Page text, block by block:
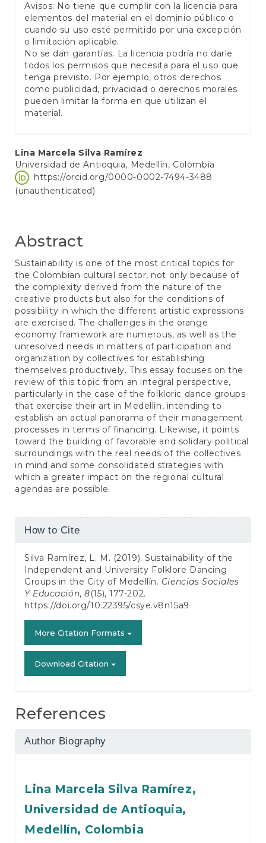
Avisos: No tiene que cumplir con la licencia para
elementos del material en el dominio público o
cuando su uso esté permitido por una excepción
o limitación aplicable.
No se dan garantías. La licencia podría no darle
todos los permisos que necesita para el uso que
tenga previsto. Por ejemplo, otros derechos
como publicidad, privacidad o derechos morales
pueden limitar la forma en que utilizan el
material.
Main
Article
Content
Lina Marcela Silva Ramírez
Universidad de Antioquia, Medellín, Colombia
https://orcid.org/0000-0002-7494-3488
(unauthenticated)
Abstract
Sustainability is one of the most critical topics for
the Colombian cultural sector, not only because of
the complexity derived from the nature of the
creative products but also for the conditions of
possibility in which the different artistic expressions
are exercised. The challenges in the orange
economy framework are numerous, as well as the
unresolved needs in matters of participation and
organization by collectives for establishing
themselves productively. This essay focuses on the
review of this topic from an integral perspective,
particularly in the case of the folkloric dance groups
that exercise their art in Medellin, intending to
establish an actual panorama of their management
processes in terms of financing. Likewise, it points
toward the building of favorable and solidary political
surroundings with the real needs of the collectives
in mind and some consolidated strategies with
which a greater impact on the regional cultural
agendas are possible.
Article
How to Cite
Silva Ramírez, L. M. (2019). Sustainability of the
Independent and University Folklore Dancing
Groups in the City of Medellín. Ciencias Sociales
Y Educación,8(15), 177-202.
https://doi.org/10.22395/csye.v8n15a9
More Citation Formats
Download Citation
References
Author Biography
Lina Marcela Silva Ramírez,
Universidad de Antioquia,
Medellín, Colombia